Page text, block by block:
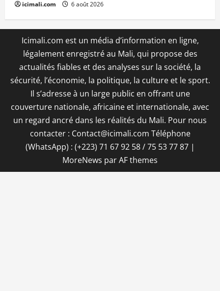
icimali.com 6 août 2026
Icimali.com est un média d’information en ligne,
légalement enregistré au Mali, qui propose des
actualités fiables et des analyses sur la société, la
sécurité, l’économie, la politique, la culture et le sport.
Il s’adresse à un large public en offrant une
couverture nationale, africaine et internationale, avec
un regard ancré dans les réalités du Mali. Pour nous
contacter : Contact@icimali.com Téléphone
(WhatsApp) : (+223) 71 67 92 58 / 75 53 77 87 |
MoreNews par AF themes